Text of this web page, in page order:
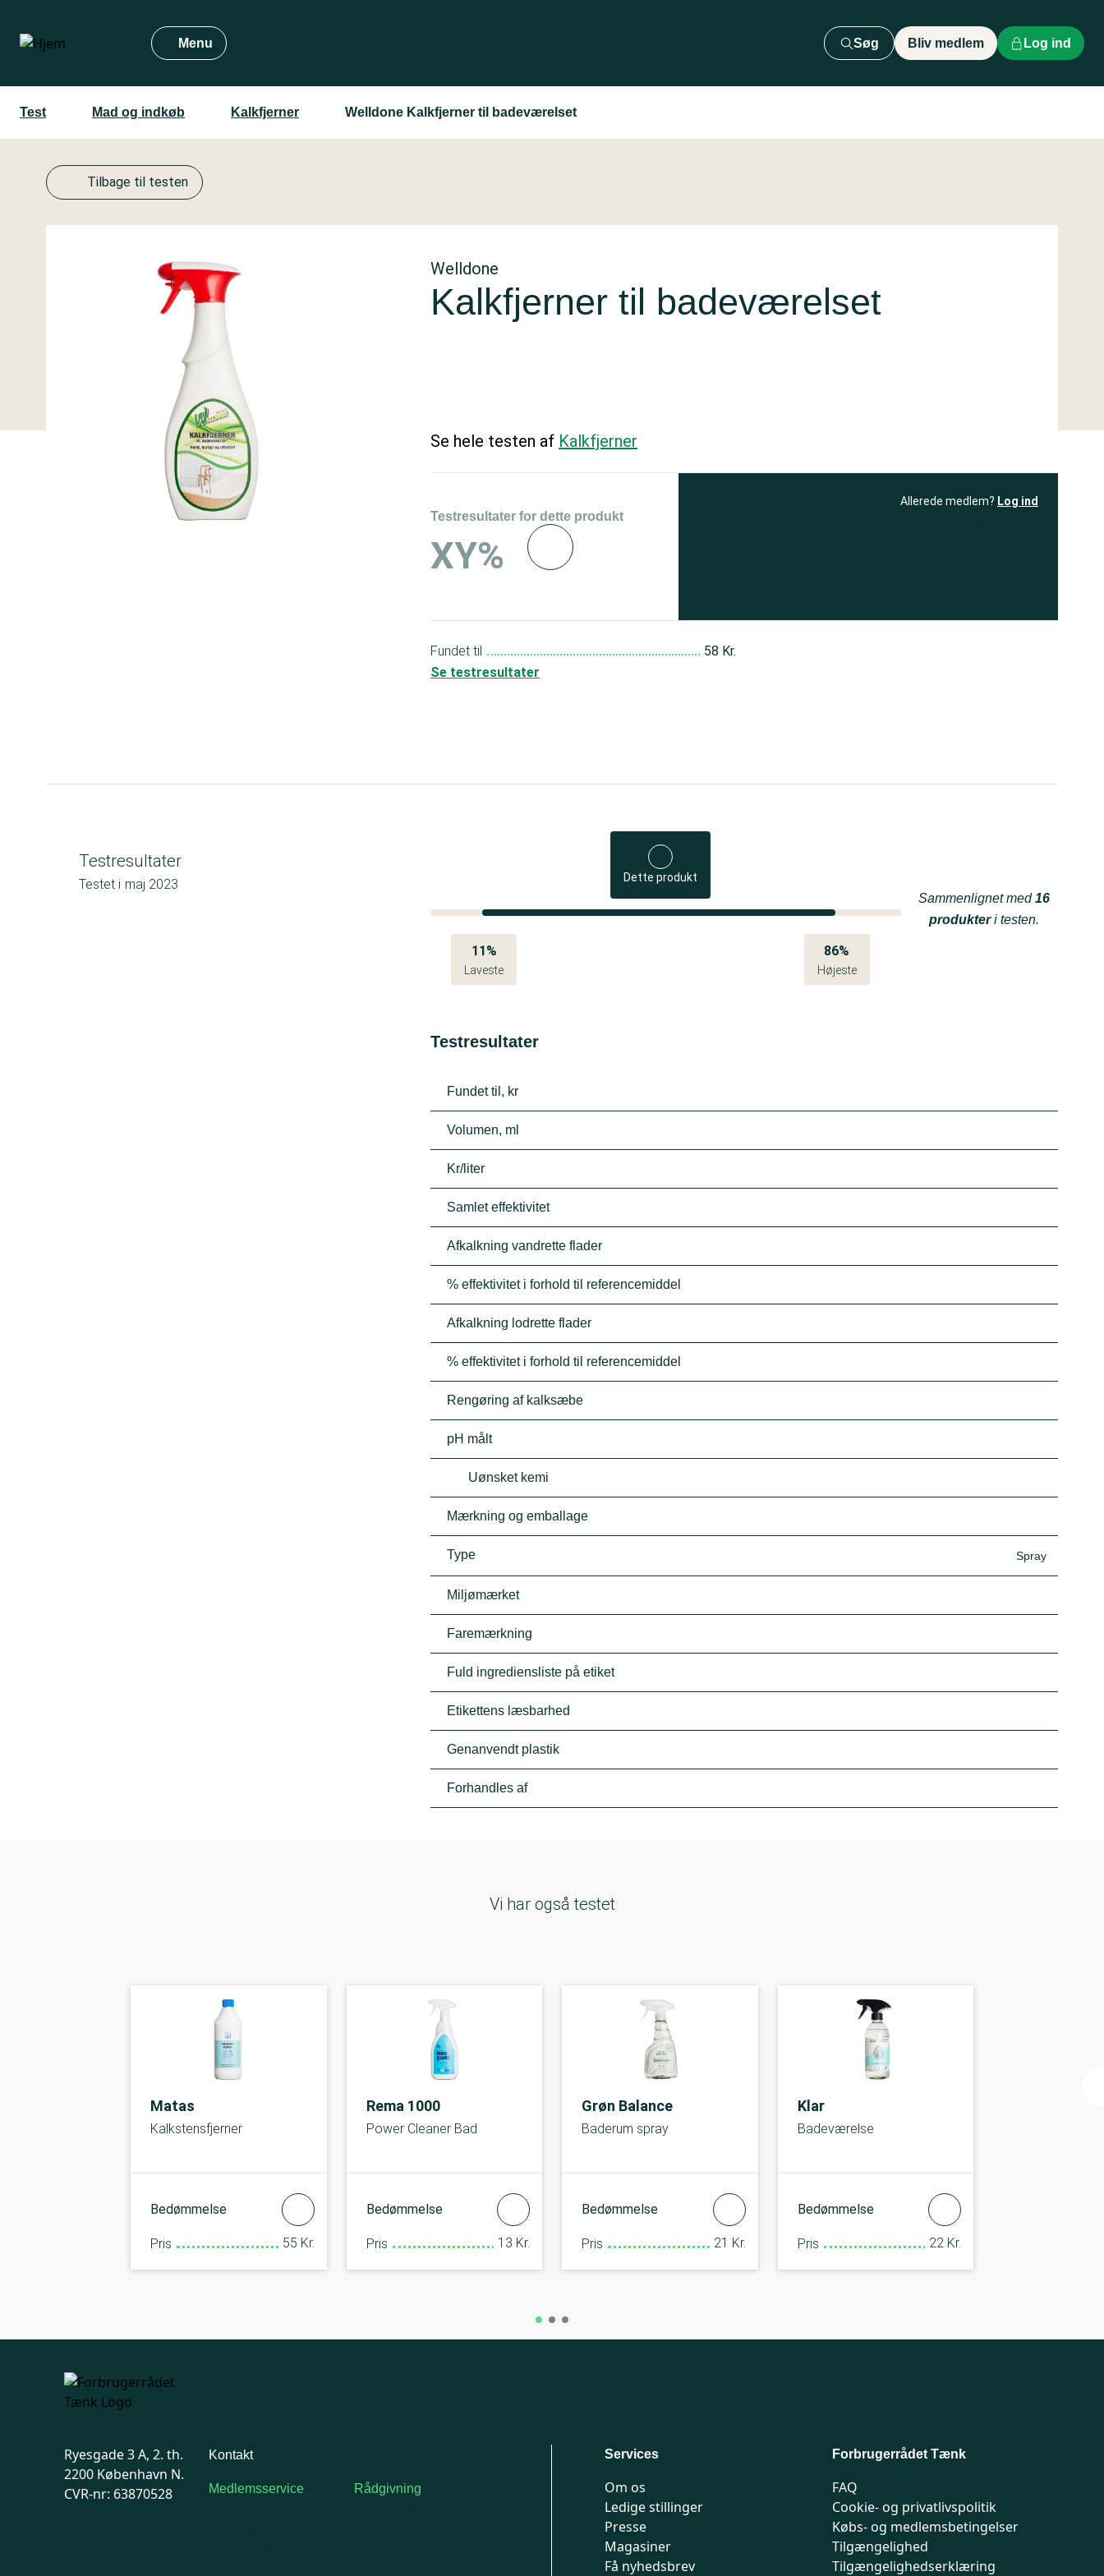
hovedindhold
Menu Søg Bliv medlem Log ind
Test Mad og indkøb Kalkfjerner Welldone Kalkfjerner til badeværelset
Tilbage til testen
Welldone
Kalkfjerner til badeværelset
Se hele testen af Kalkfjerner
Testresultater for dette produkt
XY%
Allerede medlem? Log ind
Fundet til
58 Kr.
Se testresultater
Testresultater
Testet i maj 2023 Dette produkt
11%
Laveste
86%
Højeste
Sammenlignet med16
produkteri testen.
Testresultater
Fundet til, kr
Volumen, ml
Kr/liter
Samlet effektivitet
Afkalkning vandrette flader
% effektivitet i forhold til referencemiddel
Afkalkning lodrette flader
% effektivitet i forhold til referencemiddel
Rengøring af kalksæbe
pH målt
Uønsket kemi
Mærkning og emballage
Type Spray
Miljømærket
Faremærkning
Fuld ingrediensliste på etiket
Etikettens læsbarhed
Genanvendt plastik
Forhandles af
Vi har også testet
Matas
Kalkstensfjerner
Bedømmelse
Pris 55 Kr.
Rema 1000
Power Cleaner Bad
Bedømmelse
Pris 13 Kr.
Grøn Balance
Baderum spray
Bedømmelse
Pris 21 Kr.
Klar
Badeværelse
Bedømmelse
Pris 22 Kr.
Ryesgade 3 A, 2. th.
2200 København N.
CVR-nr: 63870528
Kontakt
Medlemsservice Rådgivning
Services
Om os
Ledige stillinger
Presse
Magasiner
Få nyhedsbrev
Forbrugerrådet Tænk
FAQ
Cookie- og privatlivspolitik
Købs- og medlemsbetingelser
Tilgængelighed
Tilgængelighedserklæring